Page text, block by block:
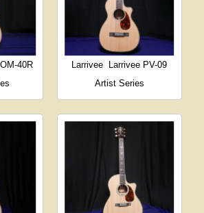
40R
Larrivee
Larrivee PV-09
Artist Series